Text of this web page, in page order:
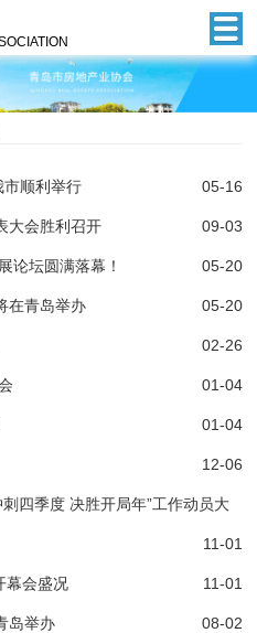
市顺利举行 05-16
大会胜利召开 09-03
论坛圆满落幕！ 05-20
在青岛举办 05-20
02-26
01-04
01-04
12-06
四季度 决胜开局年”工作动员大
11-01
幕会盛况 11-01
岛举办 08-02